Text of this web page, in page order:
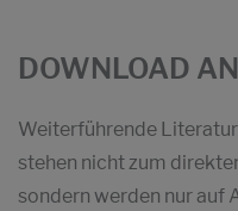
DOWNLOAD
Weiterführende
stehen nicht zum
sondern werden nur auf